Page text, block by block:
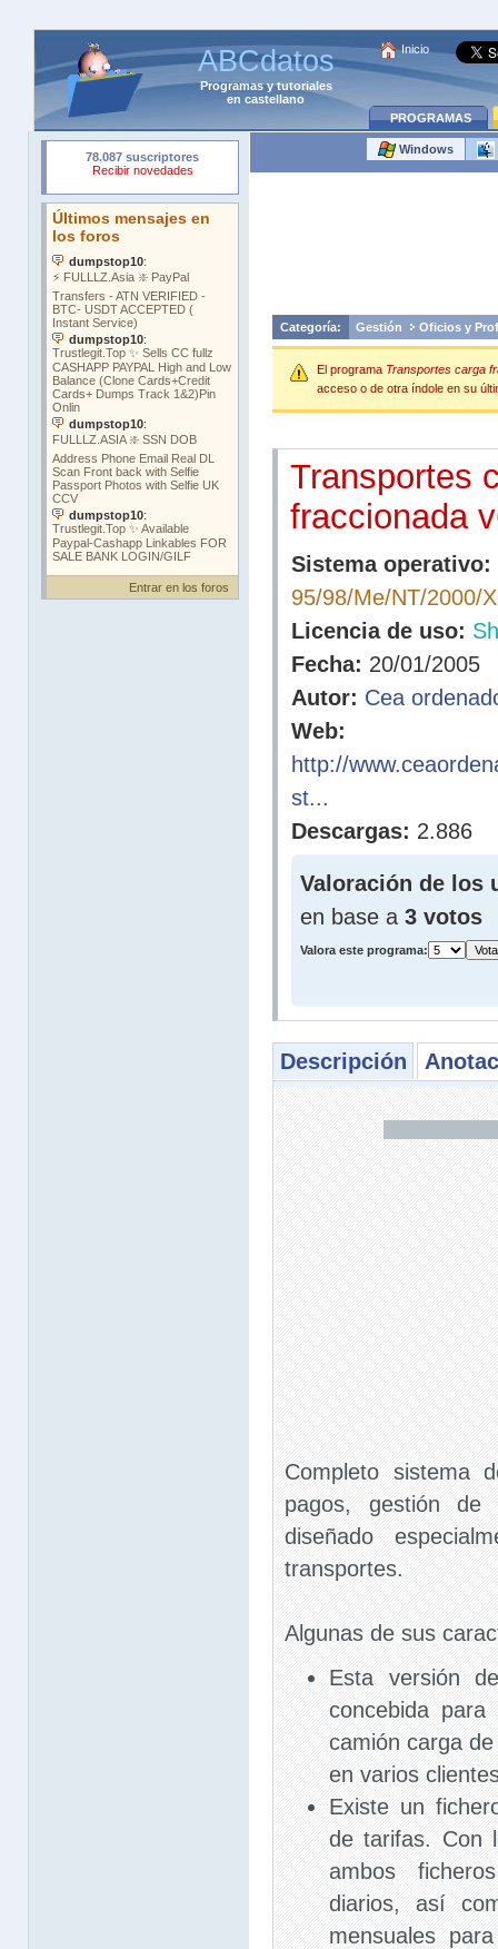
ABCdatos
Programasytutoriales
en castellano
Inicio
PROGRAMAS
Entrar en los foros
Windows
Categoría: Gestión Oficios y
El programa Transportes carga
acceso o de otra índole en su
Transportes
fraccionada
Sistema operativo:
95/98/Me/NT/2000/
Licencia de uso:
Fecha: 20/01/2005
Autor: Cea
Web:
http://
st...
Descargas: 2.886
Valoración de los
en base a 3 votos
Valora este programa:
Descripción
Completo sistema
pagos, gestión de
diseñado
transportes.
Algunas de sus
Esta versión
concebida
camión carga
en varios
Existe un
de tarifas. Con
ambos
diarios, así
mensuales